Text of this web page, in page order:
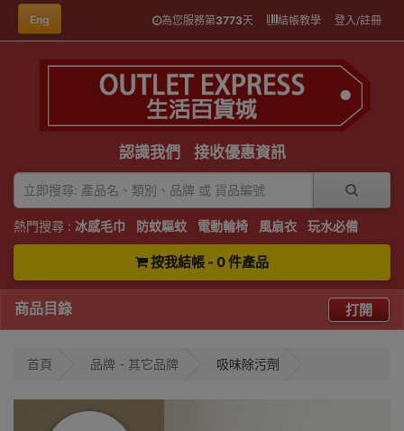
Eng 為您服務第3773天 結帳教學 登入/註冊
認識我們 接收優惠資訊
熱門搜尋 : 冰感毛巾 防蚊驅蚊 電動輪椅 風扇衣 玩水必備
按我結帳 - 0 件產品
商品目錄 打開
首頁 品牌 - 其它品牌 吸味除污劑